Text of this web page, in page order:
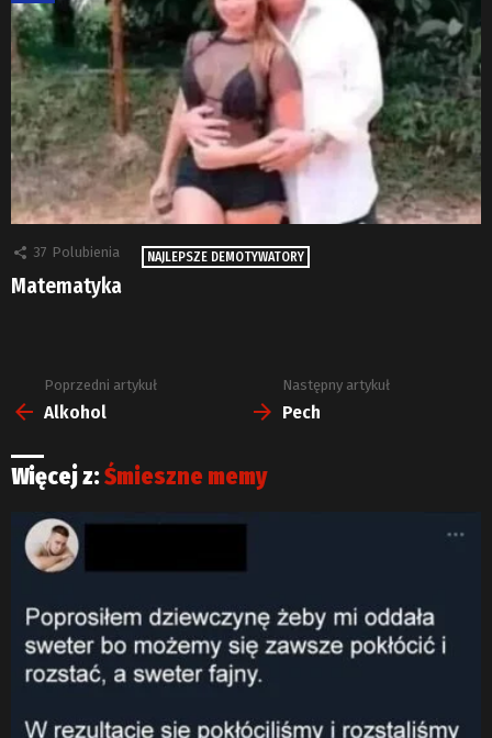
37 Polubienia NAJLEPSZE DEMOTYWATORY
Matematyka
Zobacz
więcej
Poprzedni artykuł
Alkohol
Następny artykuł
Pech
Więcej z:Śmieszne memy